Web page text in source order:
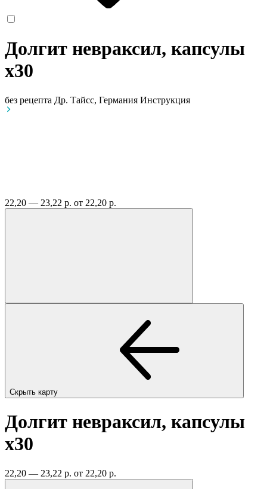
Долгит невраксил, капсулы
x30
без рецепта Др. Тайсс, Германия Инструкция
22,20 — 23,22 р. от 22,20 р.
Скрыть карту
Долгит невраксил, капсулы
x30
22,20 — 23,22 р. от 22,20 р.